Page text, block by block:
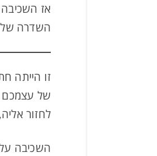
אז
השדרה
זו הייתה
של עצמכם
לחזור
השכיבה